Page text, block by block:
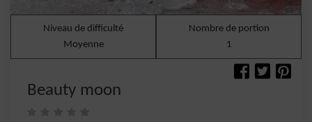
Niveau de difficulté
Moyenne
Nombre de portion
1
Beauty moon